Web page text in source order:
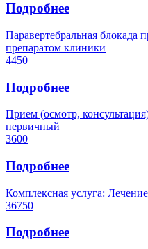
Подробнее
Паравертебральная блокада
препаратом клиники
4450
Подробнее
Прием (осмотр,
первичный
3600
Подробнее
Комплексная услуга:
36750
Подробнее